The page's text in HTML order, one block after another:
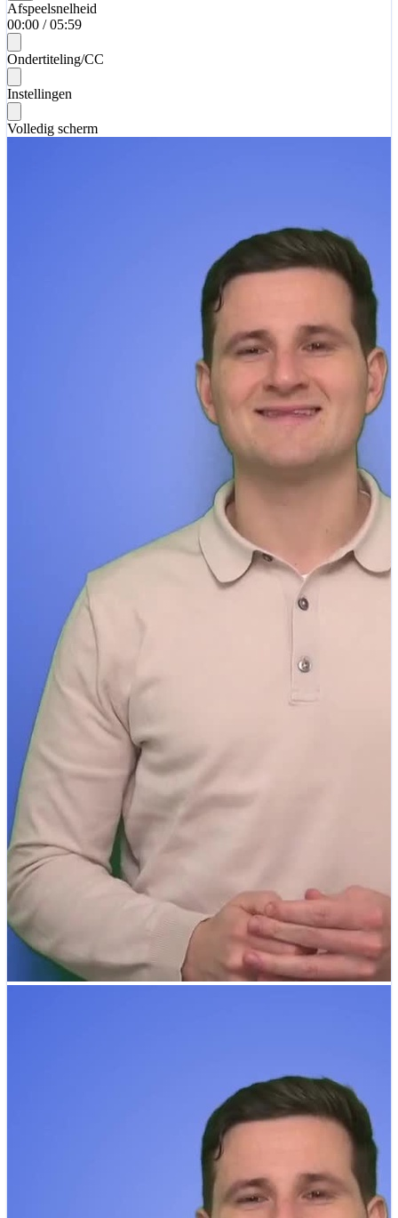
Afspeelsnelheid
00:00 / 05:59
Ondertiteling/CC
Instellingen
Volledig scherm